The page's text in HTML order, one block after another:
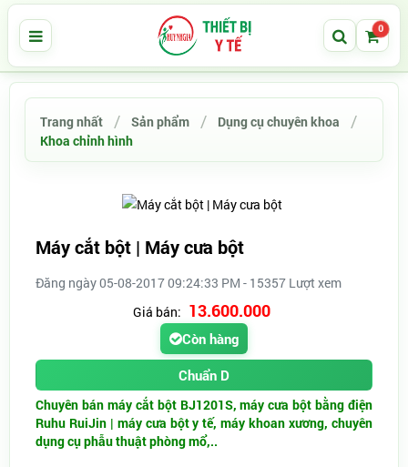
0
Trang nhất Sản phẩm
Dụng cụ chuyên khoa
Khoa chỉnh hình
Máy cắt bột | Máy cưa bột
Đăng ngày 05-08-2017 09:24:33 PM - 15357 Lượt xem
Giá bán: 13.600.000
Còn hàng
Chuẩn D
Chuyên bán máy cắt bột BJ1201S, máy cưa bột bằng điện
Ruhu RuiJin | máy cưa bột y tế, máy khoan xương, chuyên
dụng cụ phẫu thuật phòng mổ,..